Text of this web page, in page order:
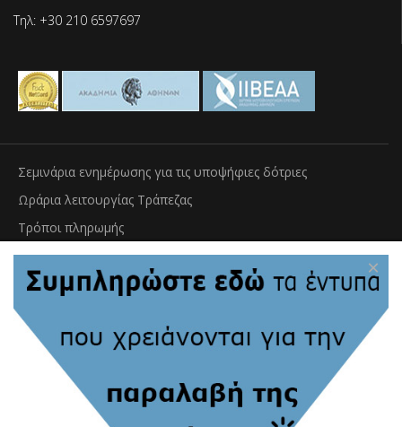
Τηλ: +30 210 6597697
Σεμινάρια ενημέρωσης για τις υποψήφιες δότριες
Ωράρια λειτουργίας Τράπεζας
Τρόποι πληρωμής
Μεταφορά & παράδοση βιολογικού υλικού
Εγγραφή
Αίτηση παραλαβής εξοπλισμού
Πληρωμή φύλαξης Ιστού Ομφαλίου Λώρου
Τράπεζα Ομφαλοπλακουντιακού Αίματος
Τράπεζα ιστού Ομφαλίου Λώρου
×